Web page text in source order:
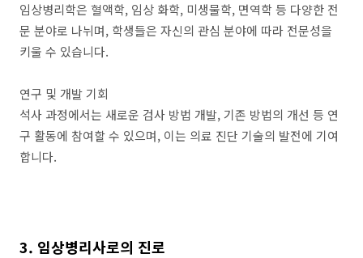
임상병리학은 혈액학, 임상 화학, 미생물학, 면역학 등 다양한 전
문 분야로 나뉘며, 학생들은 자신의 관심 분야에 따라 전문성을
키울 수 있습니다.
연구 및 개발 기회
석사 과정에서는 새로운 검사 방법 개발, 기존 방법의 개선 등 연
구 활동에 참여할 수 있으며, 이는 의료 진단 기술의 발전에 기여
합니다.
3. 임상병리사로의 진로